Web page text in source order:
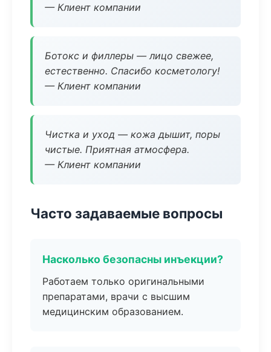
— Клиент компании
Ботокс и филлеры — лицо свежее,
естественно. Спасибо косметологу!
— Клиент компании
Чистка и уход — кожа дышит, поры
чистые. Приятная атмосфера.
— Клиент компании
Часто задаваемые вопросы
Насколько безопасны инъекции?
Работаем только оригинальными
препаратами, врачи с высшим
медицинским образованием.